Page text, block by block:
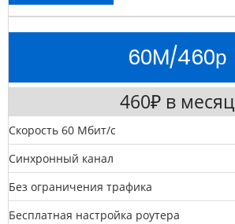
60M/460р
460₽ в месяц
Скорость 60 Мбит/с
Синхронный канал
Без ограничения трафика
Бесплатная настройка роутера